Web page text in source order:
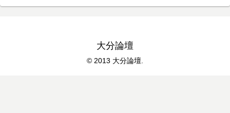
大分論壇
© 2013 大分論壇.